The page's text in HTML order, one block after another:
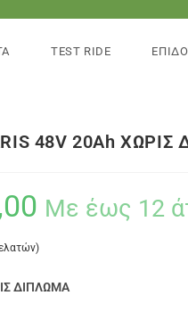
TEST RIDE
48V 20Ah
Με έως 12
ΔΙΠΛΩΜΑ